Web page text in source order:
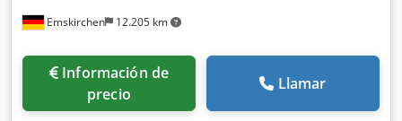
Emskirchen 12.205 km
Información de
precio
Llamar